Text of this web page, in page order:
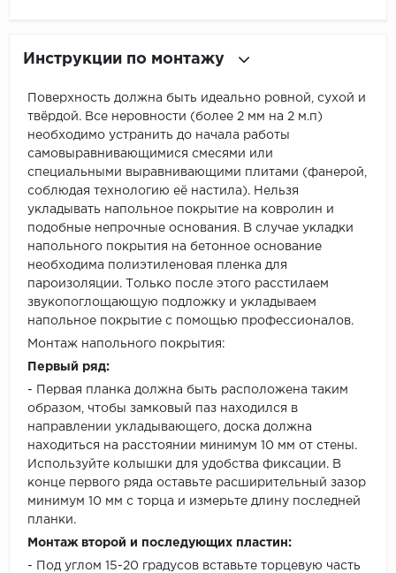
Инструкции по монтажу
Поверхность должна быть идеально ровной, сухой и
твёрдой. Все неровности (более 2 мм на 2 м.п)
необходимо устранить до начала работы
самовыравнивающимися смесями или
специальными выравнивающими плитами (фанерой,
соблюдая технологию её настила). Нельзя
укладывать напольное покрытие на ковролин и
подобные непрочные основания. В случае укладки
напольного покрытия на бетонное основание
необходима полиэтиленовая пленка для
пароизоляции. Только после этого расстилаем
звукопоглощающую подложку и укладываем
напольное покрытие с помощью профессионалов.
Монтаж напольного покрытия:
Первый ряд:
- Первая планка должна быть расположена таким
образом, чтобы замковый паз находился в
направлении укладывающего, доска должна
находиться на расстоянии минимум 10 мм от стены.
Используйте колышки для удобства фиксации. В
конце первого ряда оставьте расширительный зазор
минимум 10 мм с торца и измерьте длину последней
планки.
Монтаж второй и последующих пластин:
- Под углом 15-20 градусов вставьте торцевую часть